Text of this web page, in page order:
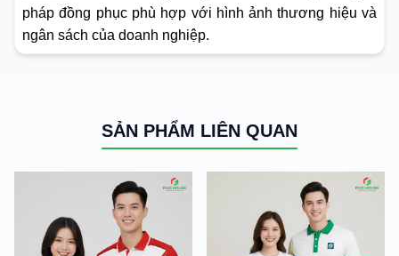
pháp đồng phục phù hợp với hình ảnh thương hiệu và
ngân sách của doanh nghiệp.
SẢN PHẨM LIÊN QUAN